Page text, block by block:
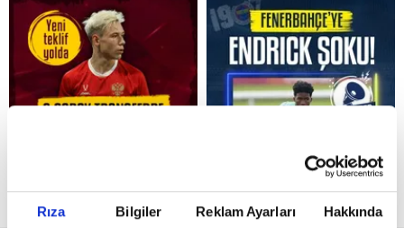
Rıza Bilgiler Reklam Ayarları Hakkında
Reddet